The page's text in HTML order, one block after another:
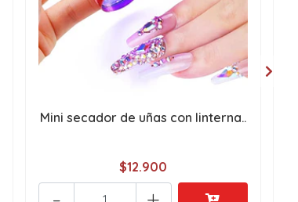
Mini secador de uñas con linterna..
$12.900